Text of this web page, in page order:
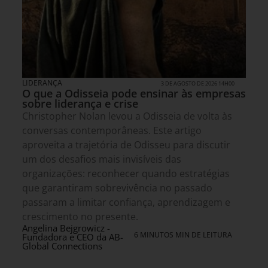
LIDERANÇA 3 DE AGOSTO DE 2026 14H00
O que a Odisseia pode ensinar às empresas
sobre liderança e crise
Christopher Nolan levou a Odisseia de volta às
conversas contemporâneas. Este artigo
aproveita a trajetória de Odisseu para discutir
um dos desafios mais invisíveis das
organizações: reconhecer quando estratégias
que garantiram sobrevivência no passado
passaram a limitar confiança, aprendizagem e
crescimento no presente.
Angelina Bejgrowicz -
Fundadora e CEO da AB-
Global Connections
6 MINUTOS MIN DE LEITURA